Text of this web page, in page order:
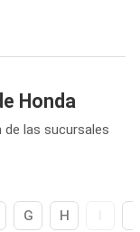
Honda
las sucursales
G H